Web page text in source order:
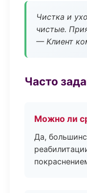
Чистка и
чистые.
— Клиент
Часто
Можно ли
Да,